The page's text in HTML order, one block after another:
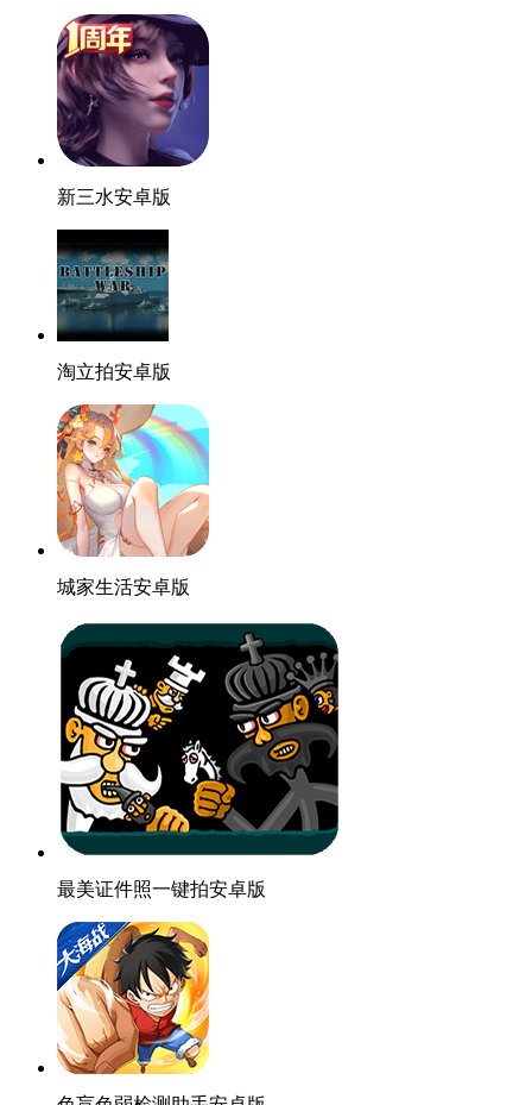
新三水安卓版
淘立拍安卓版
城家生活安卓版
最美证件照一键拍安卓版